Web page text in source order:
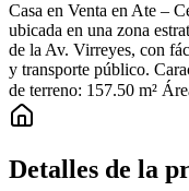
Casa en Venta en Ate –
ubicada en una zona
de la Av. Virreyes, con
y transporte público.
de terreno: 157.50 m²
Detalles de la